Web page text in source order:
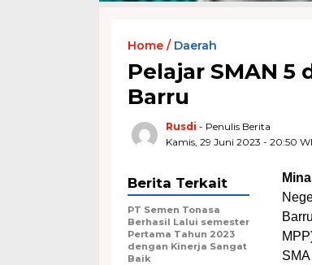
Home / Daerah
Pelajar SMAN 5
Barru
Rusdi - Penulis Berita
Kamis, 29 Juni 2023 - 20:50
Berita Terkait
PT Semen Tonasa
Berhasil Lalui semester
Pertama Tahun 2023
dengan Kinerja Sangat
Baik